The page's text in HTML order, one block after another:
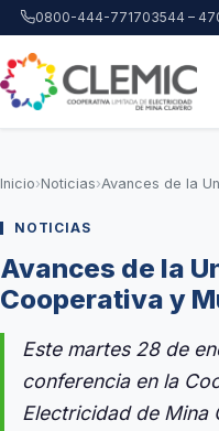
Saltar al contenido
0800-444-771703544 –
Inicio›Noticias›
NOTICIAS
Avances de la
Cooperativa y
Este martes 28 de
conferencia en la
Electricidad de Mina